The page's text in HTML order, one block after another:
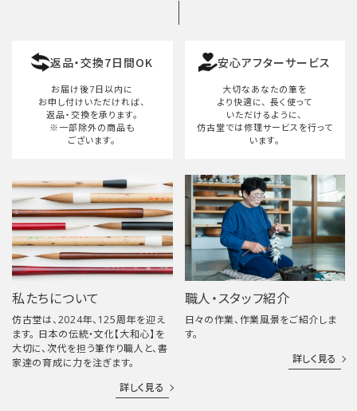
返品・交換7日間OK
お届け後7日以内に
お申し付けいただければ、
返品・交換を承ります。
※一部除外の商品も
ございます。
安心アフターサービス
大切なあなたの筆を
より快適に、 長く使って
いただけるように、
仿古堂では修理サービスを行って
います。
私たちについて
仿古堂は、2024年、125周年を迎え
ます。 日本の伝統・文化【大和心】を
大切に、次代を担う筆作り職人と、書
家達の育成に力を注ぎます。
詳しく見る
職人・スタッフ紹介
日々の作業、作業風景をご紹介しま
す。
詳しく見る